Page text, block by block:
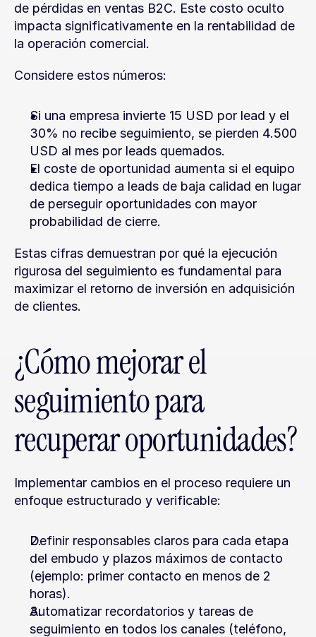
de pérdidas en ventas B2C. Este costo oculto
impacta significativamente en la rentabilidad de
la operación comercial.
Considere estos números:
Si una empresa invierte 15 USD por lead y el
30% no recibe seguimiento, se pierden 4.500
USD al mes por leads quemados.
El coste de oportunidad aumenta si el equipo
dedica tiempo a leads de baja calidad en lugar
de perseguir oportunidades con mayor
probabilidad de cierre.
Estas cifras demuestran por qué la ejecución
rigurosa del seguimiento es fundamental para
maximizar el retorno de inversión en adquisición
de clientes.
¿Cómo mejorar el
seguimiento para
recuperar oportunidades?
Implementar cambios en el proceso requiere un
enfoque estructurado y verificable:
Definir responsables claros para cada etapa
del embudo y plazos máximos de contacto
(ejemplo: primer contacto en menos de 2
horas).
Automatizar recordatorios y tareas de
seguimiento en todos los canales (teléfono,